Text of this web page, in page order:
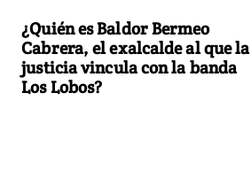
¿Quién es Baldor Bermeo
Cabrera, el exalcalde al que la
justicia vincula con la banda
Los Lobos?